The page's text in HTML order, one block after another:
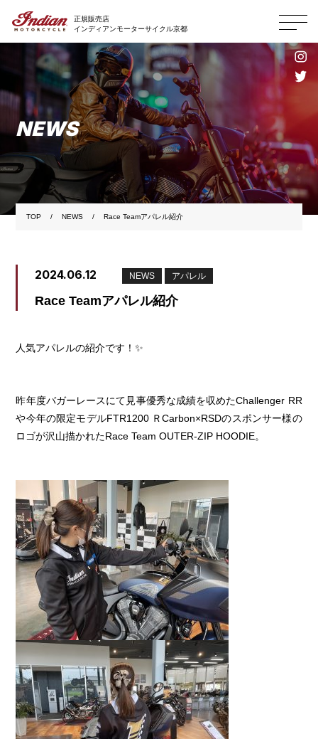
正規販売店
インディアンモーターサイクル京都
NEWS
TOP NEWS Race Teamアパレル紹介
2024.06.12 NEWS アパレル
Race Teamアパレル紹介
人気アパレルの紹介です！✨
昨年度バガーレースにて見事優秀な成績を収めたChallenger RR
や今年の限定モデルFTR1200 ＲCarbon×RSDのスポンサー様の
ロゴが沢山描かれたRace Team OUTER-ZIP HOODIE。